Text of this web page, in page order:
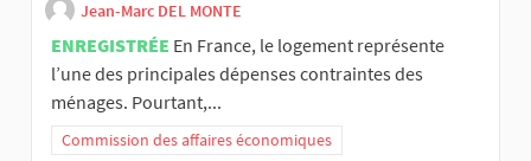
Jean-Marc DEL MONTE
ENREGISTRÉE En France, le logement représente
l’une des principales dépenses contraintes des
ménages. Pourtant,...
Commission des affaires économiques